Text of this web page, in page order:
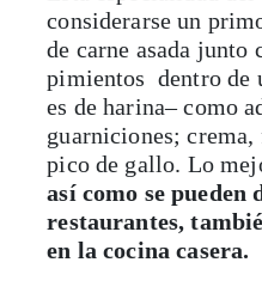
considerarse un
de carne asada junto
pimientos dentro de
es de harina– como
guarniciones;
pico de gallo. Lo
así como se pueden
restaurantes,
en la cocina casera.